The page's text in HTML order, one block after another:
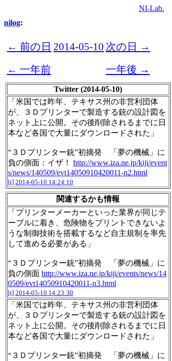
NI-Lab.
nilog:
← 前の日 2014-05-10 次の日 →
← 一年前
一年後 →
Twitter (2014-05-10)
「米国では昨年、テキサス州の非営利団体
が、３Ｄプリンターで製造する銃の設計図を
ネット上に公開。その後削除されるまでに日
本など各国で大量にダウンロードされた」
“３Ｄプリンター銃”初摘発 「夢の機械」に
負の側面：イザ！ http://www.iza.ne.jp/kiji/event
s/news/140509/evt14050910420011-n2.html
[t] 2014-05-10 14:24:10
関連するかも情報
「プリンターメーカーといった業界が同じテ
ーブルに着き、危険物をプリントできないよ
うな制御技術を搭載するなど自主規制を率先
して進める必要がある」
“３Ｄプリンター銃”初摘発 「夢の機械」に
負の側面 http://www.iza.ne.jp/kiji/events/news/14
0509/evt14050910420011-n3.html
[t] 2014-05-10 14:23:30
「米国では昨年、テキサス州の非営利団体
が、３Ｄプリンターで製造する銃の設計図を
ネット上に公開。その後削除されるまでに日
本など各国で大量にダウンロードされた」
“３Ｄプリンター銃”初摘発 「夢の機械」に